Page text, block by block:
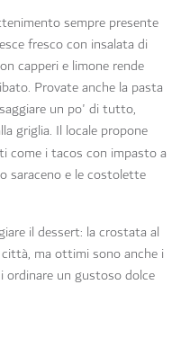
sempre presente
fresco con insalata di
capperi e limone rende
Provate anche la pasta
un po' di tutto,
griglia. Il locale propone
come i tacos con impasto a
saraceno e le costolette
il dessert: la crostata al
ma ottimi sono anche i
un gustoso dolce